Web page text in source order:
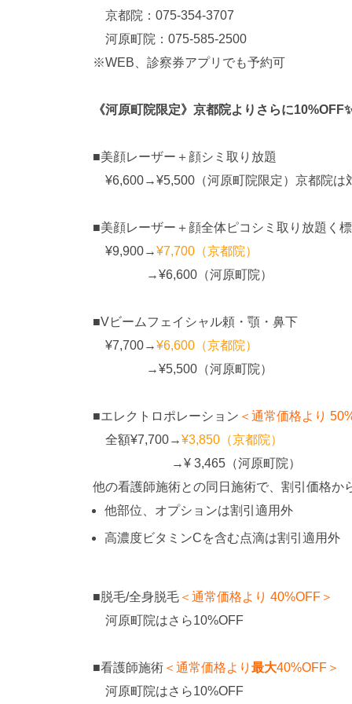
京都院：075-354-3707
河原町院：075-585-2500
※WEB、診察券アプリでも予約可
《河原町院限定》京都院よりさらに
■美顔レーザー＋顔シミ取り放題
¥6,600→¥5,500（河原町院限定）京都院は
■美顔レーザー＋顔全体ピコシミ取り放題く標
¥9,900→¥7,700（京都院）
→¥6,600（河原町院）
■Vビームフェイシャル頼・顎・鼻下
¥7,700→¥6,600（京都院）
→¥5,500（河原町院）
■エレクトロポレーション ＜通常価格より
全額¥7,700→¥3,850（京都院）
→¥ 3,465（河原町院）
他の看護師施術との同日施術で、割引価格か
他部位、オプションは割引適用外
高濃度ビタミンCを含む点滴は割引適用外
■脱毛/全身脱毛 ＜通常価格より 40%OFF＞
河原町院はさら10%OFF
■看護師施術 ＜通常価格より 最大40%OFF＞
河原町院はさら10%OFF